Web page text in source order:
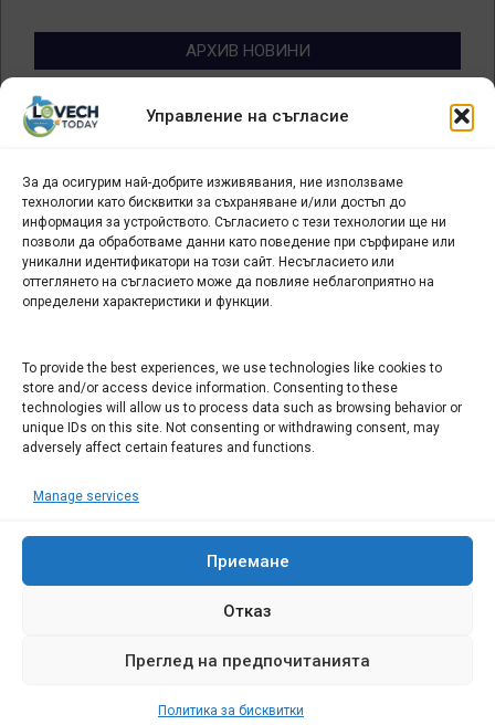
Управление на съгласие
За да осигурим най-добрите изживявания, ние използваме
технологии като бисквитки за съхраняване и/или достъп до
информация за устройството. Съгласието с тези технологии ще ни
позволи да обработваме данни като поведение при сърфиране или
уникални идентификатори на този сайт. Несъгласието или
оттеглянето на съгласието може да повлияе неблагоприятно на
определени характеристики и функции.
To provide the best experiences, we use technologies like cookies to
store and/or access device information. Consenting to these
technologies will allow us to process data such as browsing behavior or
unique IDs on this site. Not consenting or withdrawing consent, may
adversely affect certain features and functions.
Manage services
Приемане
Отказ
Преглед на предпочитанията
Политика за бисквитки
АРХИВ НОВИНИ
Архив
новини
БИЗНЕС
Арт галерия "Мостове" – магазин за изкуство
СЕВЕРОЗАПАДА ИНФОРМАЦИОНЕН БИЗНЕС
ТУРИСТИЧЕСКИ КЛЪСТЕР
ИНСТИТУЦИИ В ЛОВЕЧ
Административен съд Ловеч
Областна администрация Ловеч
ОДМВР Ловеч
Окръжен съд Ловеч
"Иванов Комюникейшънс" ЕООД Всички права запазени